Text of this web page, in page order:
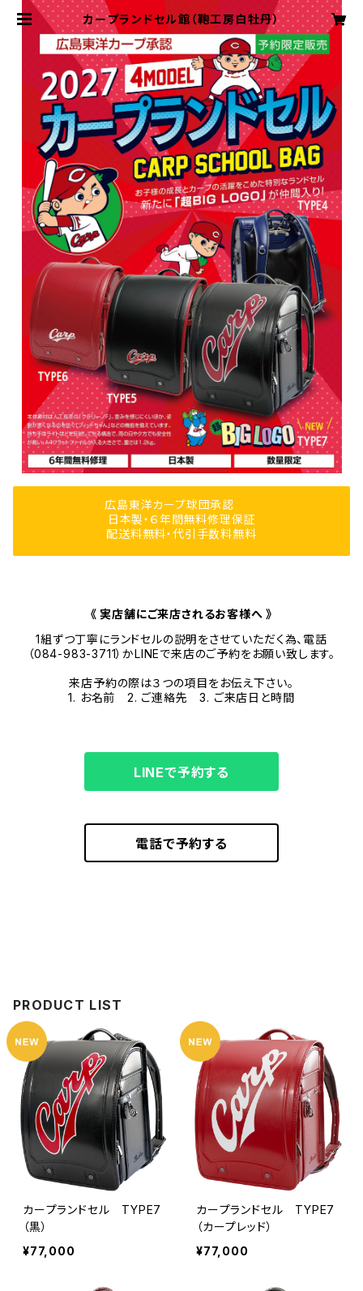
カープランドセル館（鞄工房白牡丹）
広島東洋カープ球団承認
日本製・６年間無料修理保証
配送料無料・代引手数料無料
《 実店舗にご来店されるお客様へ 》
1組ずつ丁寧にランドセルの説明をさせていただく為、電話
（084-983-3711）かLINEで来店のご予約をお願い致します。
来店予約の際は３つの項目をお伝え下さい。
1. お名前 2. ご連絡先 3. ご来店日と時間
LINEで予約する
電話で予約する
PRODUCT LIST
カープランドセル TYPE7
（黒）
¥77,000
カープランドセル TYPE7
（カープレッド）
¥77,000